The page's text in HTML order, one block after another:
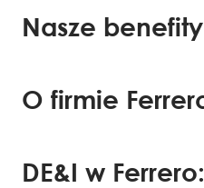
Nasze
O firmie
DE&I w Ferrero: